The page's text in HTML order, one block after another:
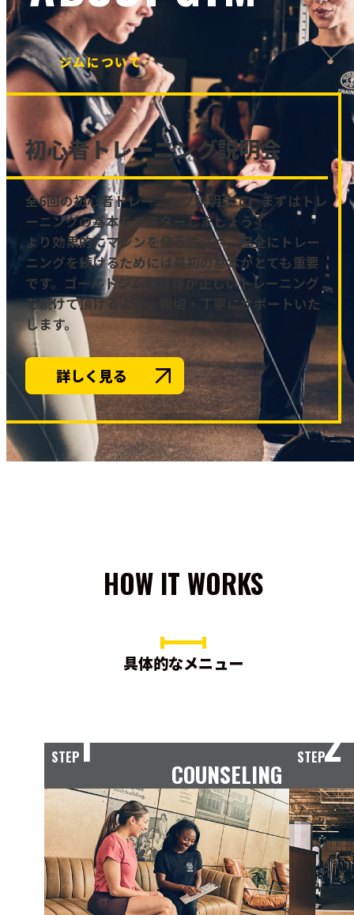
ジムについて
初心者トレーニング説明会
全6回の初心者トレーニング説明会で、まずはトレ
ーニングの基本をマスターしましょう！
より効果的にマシンを使う方法や、安全にトレー
ニングを続けるためには最初の基本がとても重要
です。ゴールドジムは皆様が正しいトレーニング
を続けて頂けるよう、親切・丁寧にサポートいた
します。
詳しく見る
HOW IT WORKS
具体的なメニュー
STEP1
COUNSELING
STEP2